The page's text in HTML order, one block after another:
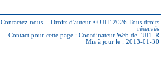
Contactez-nous - Droits d'auteur © UIT 2026 Tous droits
réservés
Contact pour cette page : Coordinateur Web de l'UIT-R
Mis à jour le : 2013-01-30